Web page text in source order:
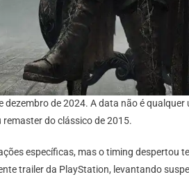
de 2024. A data não é
do clássico de 2015.
específicas, mas o timing despertou
trailer da PlayStation, levantando